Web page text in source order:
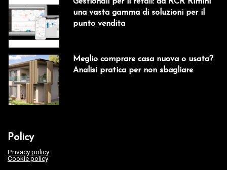
Gestionali per il retail: da RCR Rimini
una vasta gamma di soluzioni per il
punto vendita
Meglio comprare casa nuova o usata?
Analisi pratica per non sbagliare
Policy
Privacy policy
Cookie policy